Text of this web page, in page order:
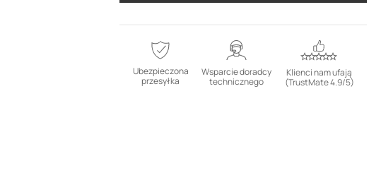
Ubezpieczona
przesyłka
Wsparcie doradcy
technicznego
Klienci nam ufają
(TrustMate 4.9/5)